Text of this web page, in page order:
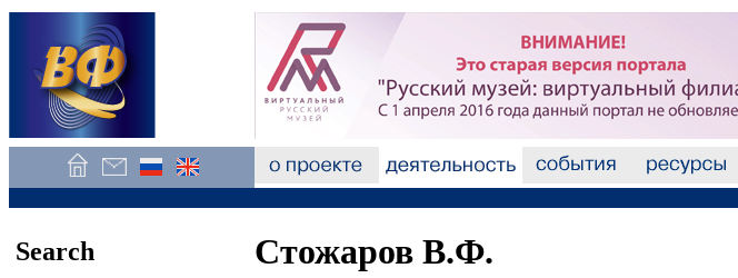
Search Стожаров В.Ф.